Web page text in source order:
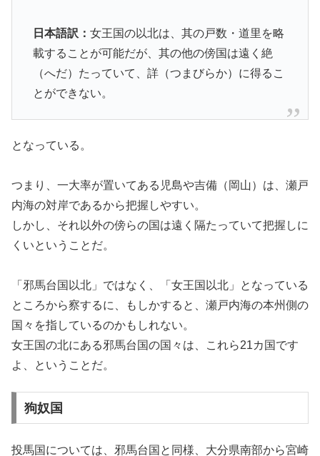
日本語訳： 女王国の以北は、其の戸数・道里を略
載することが可能だが、其の他の傍国は遠く絶
（へだ）たっていて、詳（つまびらか）に得るこ
とができない。
となっている。
つまり、一大率が置いてある児島や吉備（岡山）は、瀬戸
内海の対岸であるから把握しやすい。
しかし、それ以外の傍らの国は遠く隔たっていて把握しに
くいということだ。
「邪馬台国以北」ではなく、「女王国以北」となっている
ところから察するに、もしかすると、瀬戸内海の本州側の
国々を指しているのかもしれない。
女王国の北にある邪馬台国の国々は、これら21カ国です
よ、ということだ。
狗奴国
投馬国については、邪馬台国と同様、大分県南部から宮崎